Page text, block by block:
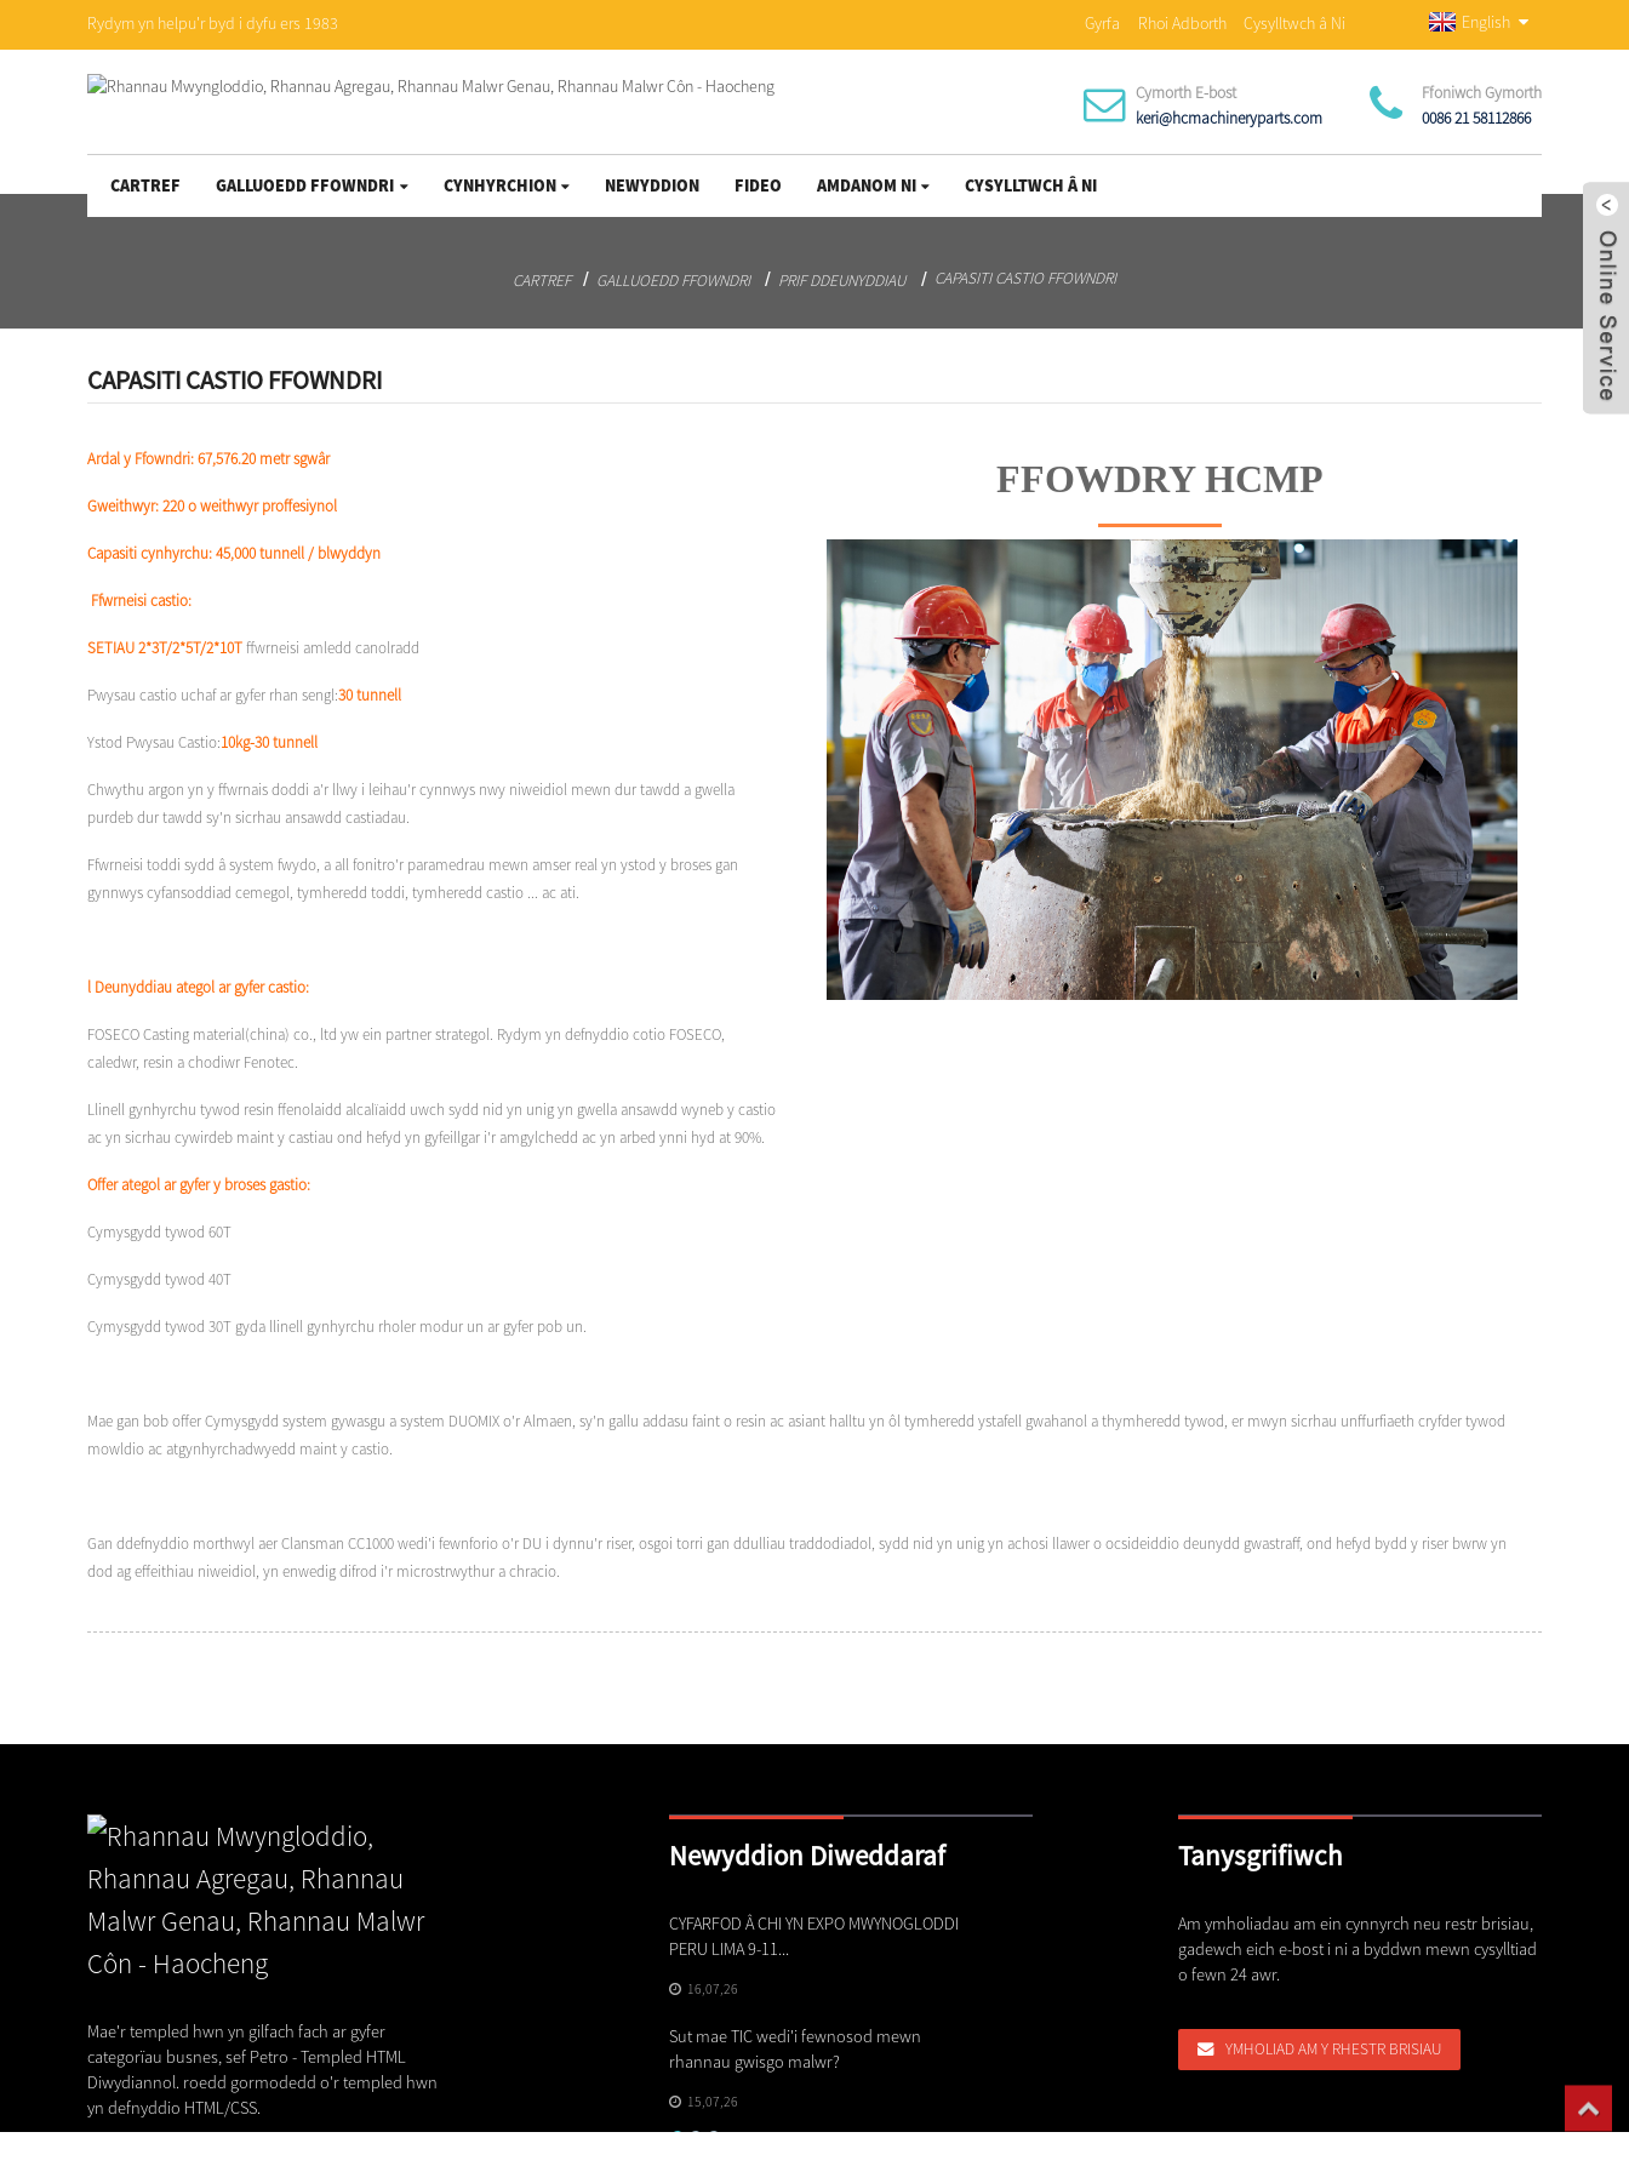
Rydym yn helpu'r byd i dyfu ers 1983 Gyrfa Rhoi Adborth Cysylltwch â Ni English
Cymorth E-bost
keri@hcmachineryparts.com
Ffoniwch Gymorth
0086 21 58112866
CARTREF GALLUOEDD FFOWNDRI CYNHYRCHION NEWYDDION FIDEO AMDANOM NI CYSYLLTWCH Â NI
CARTREF GALLUOEDD FFOWNDRI PRIF DDEUNYDDIAU CAPASITI CASTIO FFOWNDRI
CAPASITI CASTIO FFOWNDRI
Ardal y Ffowndri: 67,576.20 metr sgwâr
Gweithwyr: 220 o weithwyr proffesiynol
Capasiti cynhyrchu: 45,000 tunnell / blwyddyn
Ffwrneisi castio:
SETIAU 2*3T/2*5T/2*10Tffwrneisi amledd canolradd
Pwysau castio uchaf ar gyfer rhan sengl:30 tunnell
Ystod Pwysau Castio:10kg-30 tunnell
Chwythu argon yn y ffwrnais doddi a'r llwy i leihau'r cynnwys nwy niweidiol mewn dur tawdd a gwella
purdeb dur tawdd sy'n sicrhau ansawdd castiadau.
Ffwrneisi toddi sydd â system fwydo, a all fonitro'r paramedrau mewn amser real yn ystod y broses gan
gynnwys cyfansoddiad cemegol, tymheredd toddi, tymheredd castio ... ac ati.
l Deunyddiau ategol ar gyfer castio:
FOSECO Casting material(china) co., ltd yw ein partner strategol. Rydym yn defnyddio cotio FOSECO,
caledwr, resin a chodiwr Fenotec.
Llinell gynhyrchu tywod resin ffenolaidd alcalïaidd uwch sydd nid yn unig yn gwella ansawdd wyneb y castio
ac yn sicrhau cywirdeb maint y castiau ond hefyd yn gyfeillgar i'r amgylchedd ac yn arbed ynni hyd at 90%.
FFOWDRY HCMP
Offer ategol ar gyfer y broses gastio:
Cymysgydd tywod 60T
Cymysgydd tywod 40T
Cymysgydd tywod 30T gyda llinell gynhyrchu rholer modur un ar gyfer pob un.
Mae gan bob offer Cymysgydd system gywasgu a system DUOMIX o'r Almaen, sy'n gallu addasu faint o resin ac asiant halltu yn ôl tymheredd ystafell gwahanol a thymheredd tywod, er mwyn sicrhau unffurfiaeth cryfder tywod
mowldio ac atgynhyrchadwyedd maint y castio.
Gan ddefnyddio morthwyl aer Clansman CC1000 wedi'i fewnforio o'r DU i dynnu'r riser, osgoi torri gan ddulliau traddodiadol, sydd nid yn unig yn achosi llawer o ocsideiddio deunydd gwastraff, ond hefyd bydd y riser bwrw yn
dod ag effeithiau niweidiol, yn enwedig difrod i'r microstrwythur a chracio.
Mae'r templed hwn yn gilfach fach ar gyfer
categorïau busnes, sef Petro - Templed HTML
Diwydiannol. roedd gormodedd o'r templed hwn
yn defnyddio HTML/CSS.
Newyddion Diweddaraf
Gwisgoedd Peiriant ...
CYFARFOD Â CHI YN EXPO MWYNOGLODDI
PERU LIMA 9-11...
16,07,26
Sut mae TIC wedi'i fewnosod mewn
rhannau gwisgo malwr?
15,07,26
Prif Nodweddion Dur Aloi Gwisgoedd Peiriant ...
Tanysgrifiwch
Am ymholiadau am ein cynnyrch neu restr brisiau,
gadewch eich e-bost i ni a byddwn mewn cysylltiad
o fewn 24 awr.
YMHOLIAD AM Y RHESTR BRISIAU